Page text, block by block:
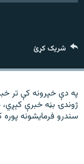
د ازادې اروپا راډیو
شریک کړئ
په دې خپرونه کې تر
ژوندۍ بڼه خبرې
سندرو فرمایشونه